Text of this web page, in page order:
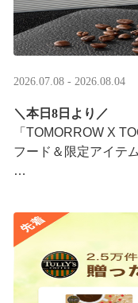
2026.07.08 - 2026.08.04
＼本日8日より／
「TOMORROW X
フード＆限定アイテ